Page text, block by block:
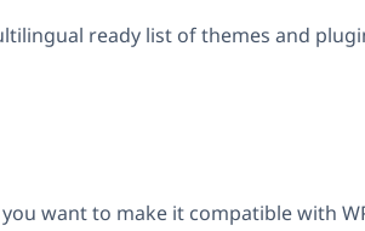
ready list of themes and
want to make it compatible with